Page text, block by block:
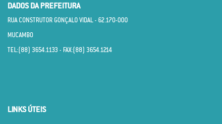
DADOS DA PREFEITURA
RUA CONSTRUTOR GONÇALO VIDAL - 62.170­-000
MUCAMBO
TEL:(88) 3654.1133 - FAX:(88) 3654.1214
LINKS ÚTEIS